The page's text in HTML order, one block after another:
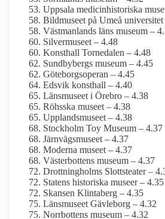
Uppsala medicinhistoriska
Bildmuseet på Umeå
Västmanlands läns museum –
Silvermuseet – 4.48
Konsthall Tornedalen – 4.48
Sundbybergs museum – 4.45
Göteborgs­operan – 4.45
Edsvik konsthall – 4.40
Länsmuseet i Örebro – 4.38
Röhsska museet – 4.38
Upplands­museet – 4.38
Stockholm Toy Museum – 4.37
Järnvägs­museet – 4.37
Moderna museet – 4.37
Västerbottens museum – 4.37
Drottning­holms Slottsteater –
Statens historiska museer – 4.35
Skansen Klintaberg – 4.35
Länsmuseet Gävleborg – 4.32
Norrbottens museum – 4.32